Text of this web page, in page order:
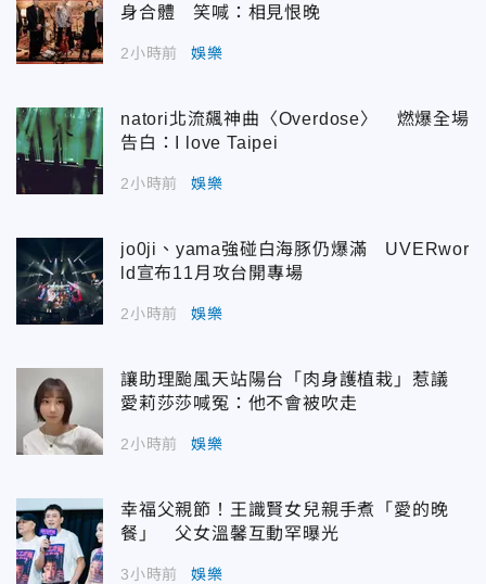
身合體 笑喊：相見恨晚
2小時前 娛樂
natori北流飆神曲〈Overdose〉 燃爆全場
告白：I love Taipei
2小時前 娛樂
jo0ji、yama強碰白海豚仍爆滿 UVERwor
ld宣布11月攻台開專場
2小時前 娛樂
讓助理颱風天站陽台「肉身護植栽」惹議
愛莉莎莎喊冤：他不會被吹走
2小時前 娛樂
幸福父親節！王識賢女兒親手煮「愛的晚
餐」 父女溫馨互動罕曝光
3小時前 娛樂